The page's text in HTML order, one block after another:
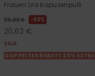
Frauen Lila Kapuzenpulli
55,00 € 63%
20,62 €
SALE
DOPPELTER RABATT 25% EXTRA